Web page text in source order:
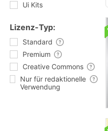
Ui Kits
Lizenz-Typ:
Standard
Premium
Creative Commons
Nur für redaktionelle
Verwendung